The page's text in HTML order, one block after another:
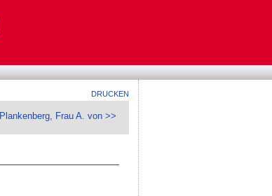
DRUCKEN
Plankenberg, Frau A. von >>